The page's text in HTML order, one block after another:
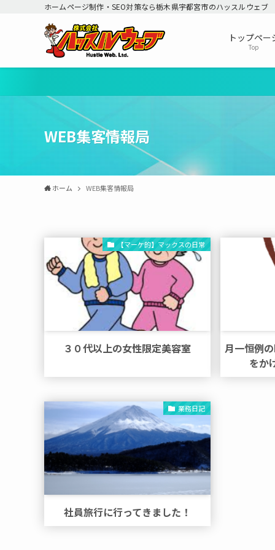
ホームページ制作・SEO対策なら栃木県宇都宮市のハッスルウェブ
トップペー
Top
WEB集客情報局
ホーム WEB集客情報局
【マーケ的】マックスの日常
３０代以上の女性限定美容室
月一恒例
をか
業務日記
社員旅行に行ってきました！